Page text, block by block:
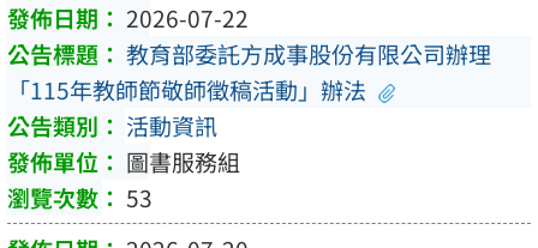
2026-07-22
教育部委託方成事股份有限公司辦理
「115年教師節敬師徵稿活動」辦法
活動資訊
圖書服務組
53